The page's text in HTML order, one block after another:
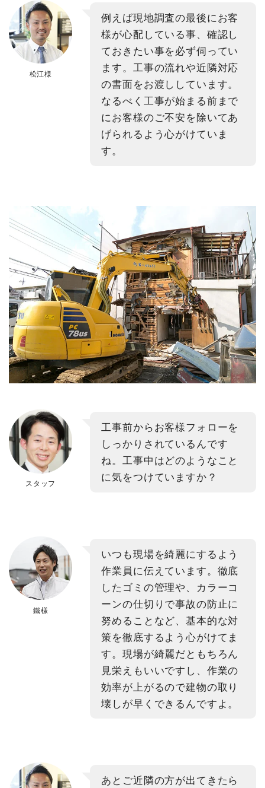
松江様
例えば現地調査の最後にお客
様が心配している事、確認し
ておきたい事を必ず伺ってい
ます。工事の流れや近隣対応
の書面をお渡ししています。
なるべく工事が始まる前まで
にお客様のご不安を除いてあ
げられるよう心がけていま
す。
スタッフ
工事前からお客様フォローを
しっかりされているんです
ね。工事中はどのようなこと
に気をつけていますか？
鐵様
いつも現場を綺麗にするよう
作業員に伝えています。徹底
したゴミの管理や、カラーコ
ーンの仕切りで事故の防止に
努めることなど、基本的な対
策を徹底するよう心がけてま
す。現場が綺麗だともちろん
見栄えもいいですし、作業の
効率が上がるので建物の取り
壊しが早くできるんですよ。
あとご近隣の方が出てきたら